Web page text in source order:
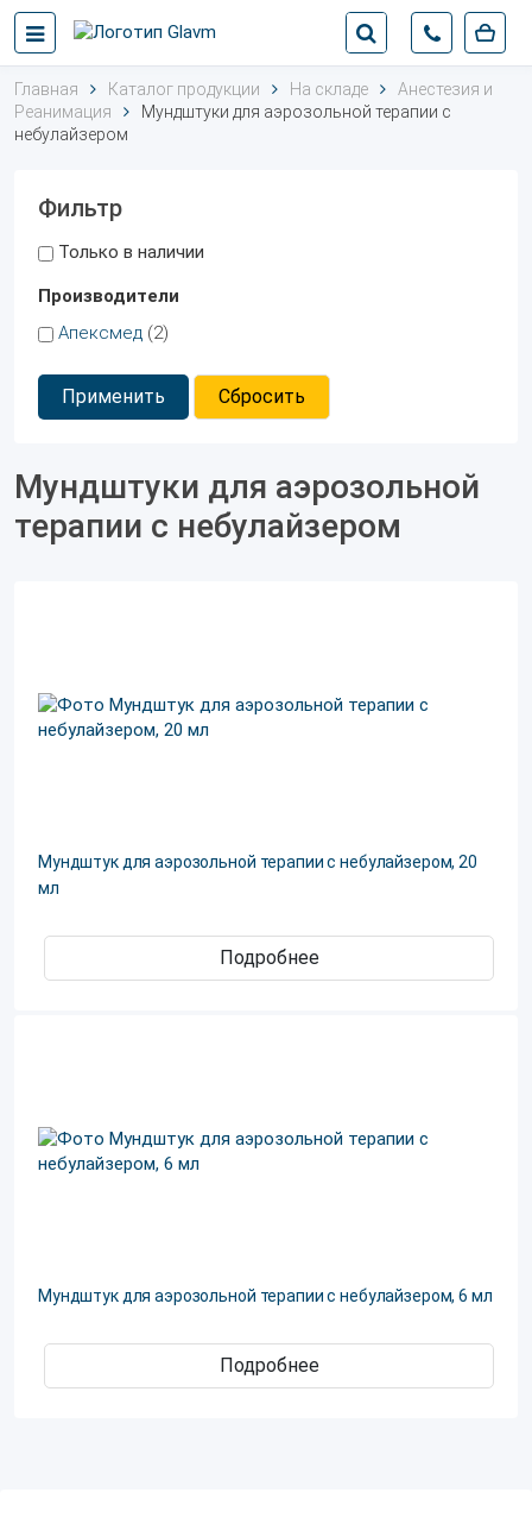
Главная Каталог продукции На складе
Анестезия и
Реанимация
Мундштуки для аэрозольной терапии с
небулайзером
Фильтр
Только в наличии
Производители
Апексмед (2)
Применить Сбросить
Мундштуки для аэрозольной
терапии с небулайзером
Мундштук для аэрозольной терапии с небулайзером, 20
мл
Подробнее
Мундштук для аэрозольной терапии с небулайзером, 6 мл
Подробнее